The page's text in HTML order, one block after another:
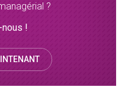
?
nous !